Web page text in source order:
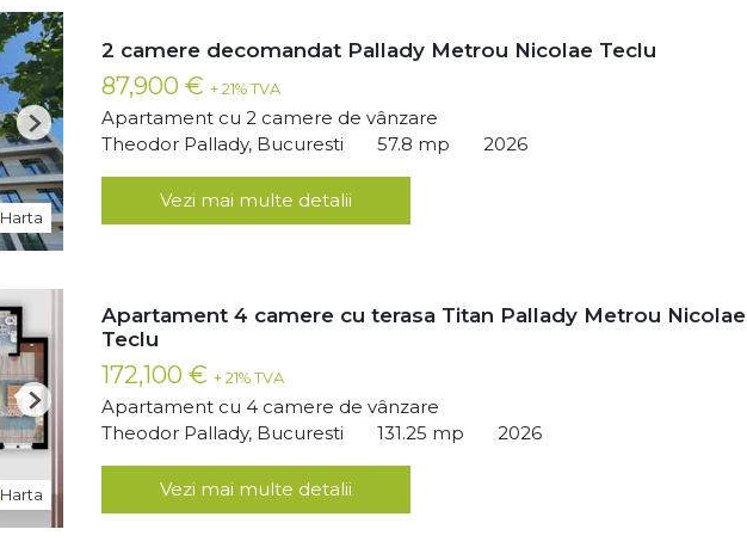
Harta
Next
2 camere decomandat Pallady Metrou Nicolae Teclu
87,900 € + 21% TVA
Apartament cu 2 camere de vânzare
Theodor Pallady, Bucuresti
57.8 mp 2026
Vezi mai multe detalii
Harta
Next
Apartament 4 camere cu terasa Titan Pallady Metrou Nicolae
Teclu
172,100 € + 21% TVA
Apartament cu 4 camere de vânzare
Theodor Pallady, Bucuresti
131.25 mp 2026
Vezi mai multe detalii